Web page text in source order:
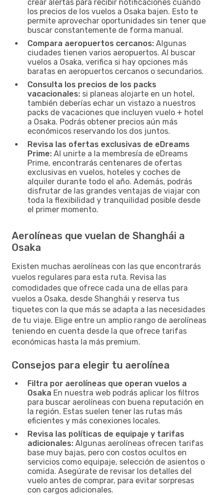
crear alertas para recibir notificaciones cuando
los precios de los vuelos a Osaka bajen. Esto te
permite aprovechar oportunidades sin tener que
buscar constantemente de forma manual.
Compara aeropuertos cercanos: Algunas
ciudades tienen varios aeropuertos. Al buscar
vuelos a Osaka, verifica si hay opciones más
baratas en aeropuertos cercanos o secundarios.
Consulta los precios de los packs
vacacionales: si planeas alojarte en un hotel,
también deberías echar un vistazo a nuestros
packs de vacaciones que incluyen vuelo + hotel
a Osaka. Podrás obtener precios aún más
económicos reservando los dos juntos.
Revisa las ofertas exclusivas de eDreams
Prime: Al unirte a la membresía de eDreams
Prime, encontrarás centenares de ofertas
exclusivas en vuelos, hoteles y coches de
alquiler durante todo el año. Además, podrás
disfrutar de las grandes ventajas de viajar con
toda la flexibilidad y tranquilidad posible desde
el primer momento.
Aerolíneas que vuelan de Shanghái a
Osaka
Existen muchas aerolíneas con las que encontrarás
vuelos regulares para esta ruta. Revisa las
comodidades que ofrece cada una de ellas para
vuelos a Osaka, desde Shanghái y reserva tus
tiquetes con la que más se adapta a las necesidades
de tu viaje. Elige entre un amplio rango de aerolíneas
teniendo en cuenta desde la que ofrece tarifas
económicas hasta la más premium.
Consejos para elegir tu aerolínea
Filtra por aerolíneas que operan vuelos a
Osaka En nuestra web podrás aplicar los filtros
para buscar aerolíneas con buena reputación en
la región. Estas suelen tener las rutas más
eficientes y más conexiones locales.
Revisa las políticas de equipaje y tarifas
adicionales: Algunas aerolíneas ofrecen tarifas
base muy bajas, pero con costos ocultos en
servicios como equipaje, selección de asientos o
comida. Asegúrate de revisar los detalles del
vuelo antes de comprar, para evitar sorpresas
con cargos adicionales.